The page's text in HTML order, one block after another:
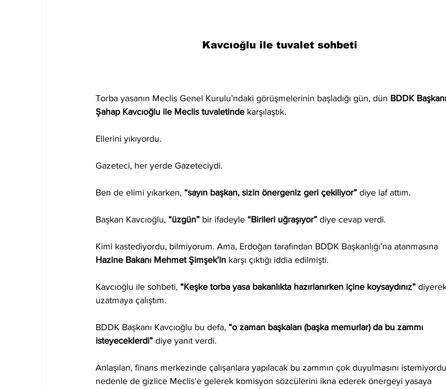
Kavcıoğlu ile tuvalet sohbeti
Torba yasanın Meclis Genel Kurulu’ndaki görüşmelerinin başladığı gün, dün BDDK
Şahap Kavcıoğlu ile Meclis tuvaletinde karşılaştık.
Ellerini yıkıyordu.
Gazeteci, her yerde Gazeteciydi.
Ben de elimi yıkarken, “sayın başkan, sizin önergeniz geri çekiliyor” diye laf attım.
Başkan Kavcıoğlu, “üzgün” bir ifadeyle “Birileri uğraşıyor” diye cevap verdi.
Kimi kastediyordu, bilmiyorum. Ama, Erdoğan tarafından BDDK Başkanlığı’na atanmasına
Hazine Bakanı Mehmet Şimşek’in karşı çıktığı iddia edilmişti.
Kavcıoğlu ile sohbeti, “Keşke torba yasa bakanlıkta hazırlanırken içine koysaydınız”
uzatmaya çalıştım.
BDDK Başkanı Kavcıoğlu bu defa, “o zaman başkaları (başka memurlar) da bu zammı
isteyeceklerdi” diye yanıt verdi.
Anlaşılan, finans merkezinde çalışanlara yapılacak bu zammın çok duyulmasını
nedenle de gizlice Meclis’e gelerek komisyon sözcülerini ikna ederek önergeyi yasaya